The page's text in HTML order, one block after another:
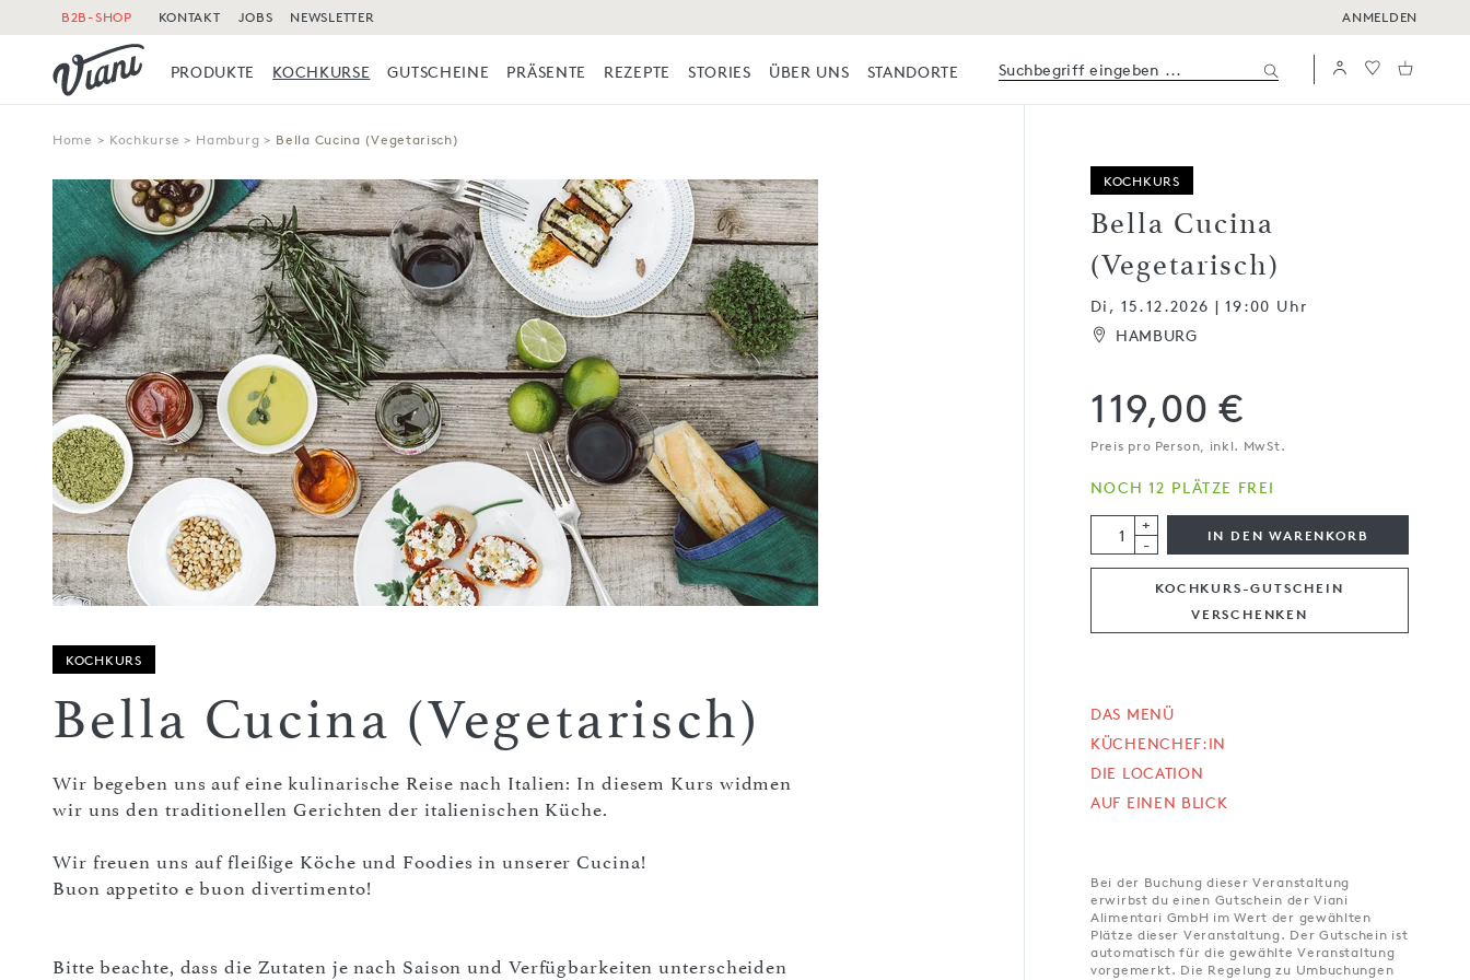
B2B-SHOP KONTAKT JOBS NEWSLETTER ANMELDEN
PRODUKTE KOCHKURSE GUTSCHEINE PRÄSENTE REZEPTE STORIES ÜBER UNS STANDORTE
KOCHKURS
Bella Cucina
(Vegetarisch)
Di, 15.12.2026 | 19:00 Uhr
HAMBURG
119,00 €
Preis pro Person, inkl. MwSt.
NOCH 12 PLÄTZE FREI
+
-
IN DEN WARENKORB
KOCHKURS-GUTSCHEIN
VERSCHENKEN
DAS MENÜ
KÜCHENCHEF:IN
DIE LOCATION
AUF EINEN BLICK
Bei der Buchung dieser Veranstaltung
erwirbst du einen Gutschein der Viani
Alimentari GmbH im Wert der gewählten
Plätze dieser Veranstaltung. Der Gutschein ist
automatisch für die gewählte Veranstaltung
vorgemerkt. Die Regelung zu Umbuchungen
Home > Kochkurse > Hamburg > Bella Cucina (Vegetarisch)
KOCHKURS
Bella Cucina (Vegetarisch)
Wir begeben uns auf eine kulinarische Reise nach Italien: In diesem Kurs widmen
wir uns den traditionellen Gerichten der italienischen Küche.
Wir freuen uns auf fleißige Köche und Foodies in unserer Cucina!
Buon appetito e buon divertimento!
Bitte beachte, dass die Zutaten je nach Saison und Verfügbarkeiten unterscheiden